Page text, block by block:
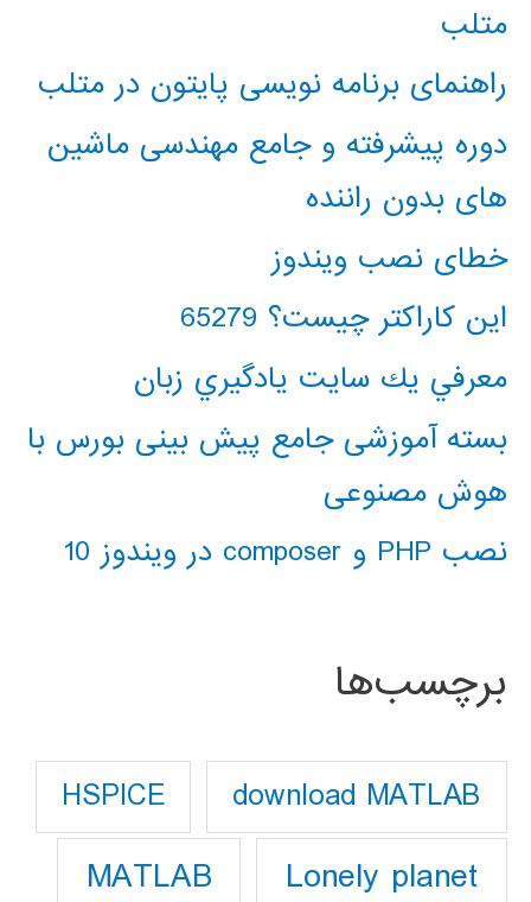
متلب
راهنمای برنامه نویسی پایتون در متلب
دوره پیشرفته و جامع مهندسی ماشین
های بدون راننده
خطای نصب ویندوز
این کاراکتر چیست؟ 65279
معرفي يك سايت يادگيري زبان
بسته آموزشی جامع پیش بینی بورس با
هوش مصنوعی
نصب PHP و composer در ویندوز 10
برچسب‌ها
download MATLAB
HSPICE
Lonely planet
MATLAB